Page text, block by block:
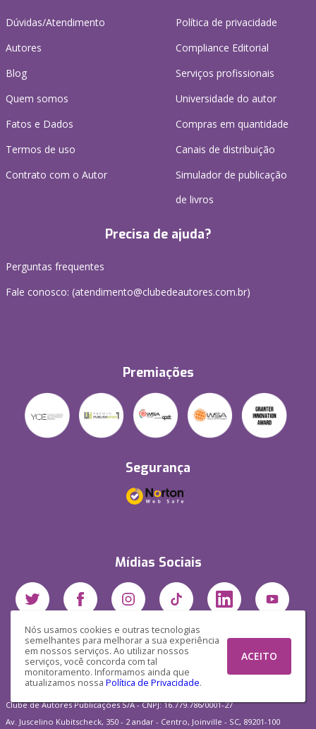
Nós usamos cookies e outras tecnologias
semelhantes para melhorar a sua experiência
em nossos serviços. Ao utilizar nossos
serviços, você concorda com tal
monitoramento. Informamos ainda que
atualizamos nossa Política de Privacidade.
ACEITO
Dúvidas/Atendimento
Autores
Blog
Quem somos
Fatos e Dados
Termos de uso
Contrato com o Autor
Política de privacidade
Compliance Editorial
Serviços profissionais
Universidade do autor
Compras em quantidade
Canais de distribuição
Simulador de publicação
de livros
Precisa de ajuda?
Perguntas frequentes
Fale conosco: (atendimento@clubedeautores.com.br)
Premiações
Segurança
Mídias Sociais
Clube de Autores Publicações S/A - CNPJ: 16.779.786/0001-27
Av. Juscelino Kubitscheck, 350 - 2 andar - Centro, Joinville - SC, 89201-100